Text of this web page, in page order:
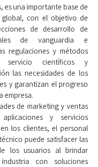
es una importante base de
con el objetivo de
de desarrollo de
de vanguardia e
regulaciones y métodos
servicio científicos y
las necesidades de los
y garantizan el progreso
empresa.
de marketing y ventas
y servicios
los clientes, el personal
puede satisfacer las
los usuarios al brindar
con soluciones